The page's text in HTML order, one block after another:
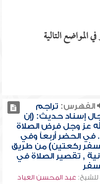
التالية
الفهرس: تراجم
إسناد حديث: (إن
عز وجل فرض الصلاة
في الحضر أربعاً وفي
ركعتين) من طريق
, تقصير الصلاة في
للشيخ: عبد المحسن العباد